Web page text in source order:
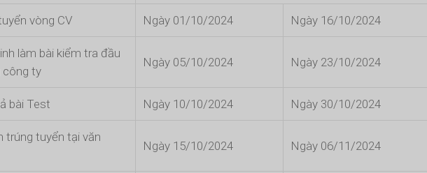
vòng CV Ngày 01/10/2024 Ngày 16/10/2024
làm bài kiểm tra đầu
công ty
Ngày 05/10/2024 Ngày 23/10/2024
bài Test Ngày 10/10/2024 Ngày 30/10/2024
trúng tuyển tại văn
Ngày 15/10/2024 Ngày 06/11/2024